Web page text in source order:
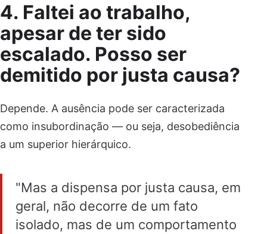
4. Faltei ao trabalho,
apesar de ter sido
escalado. Posso ser
demitido por justa causa?
Depende. A ausência pode ser caracterizada
como insubordinação — ou seja, desobediência
a um superior hierárquico.
"Mas a dispensa por justa causa, em
geral, não decorre de um fato
isolado, mas de um comportamento